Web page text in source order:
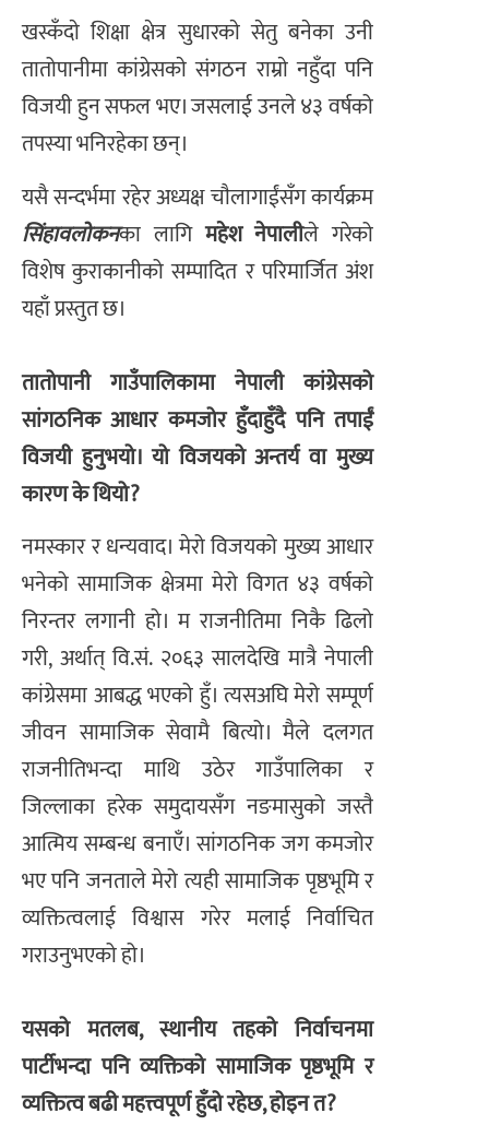
खस्कँदाे शिक्षा क्षेत्र सुधारकाे सेतु बनेका उनी
तातोपानीमा कांग्रेसकाे संगठन राम्राे नहुँदा पनि
विजयी हुन सफल भए। जसलाई उनले ४३ वर्षको
तपस्या भनिरहेका छन्।
यसै सन्दर्भमा रहेर अध्यक्ष चाैलागाईंसँग कार्यक्रम
सिंहावलोकनका लागिमहेश नेपालीले गरेको
विशेष कुराकानीको सम्पादित र परिमार्जित अंश
यहाँ प्रस्तुत छ।
​तातोपानी गाउँपालिकामा नेपाली कांग्रेसको
सांगठनिक आधार कमजोर हुँदाहुँदै पनि तपाईं
विजयी हुनुभयो। यो विजयको अन्तर्य वा मुख्य
कारण के थियो?
नमस्कार र धन्यवाद। मेरो विजयको मुख्य आधार
भनेको सामाजिक क्षेत्रमा मेरो विगत ४३ वर्षको
निरन्तर लगानी हो। म राजनीतिमा निकै ढिलो
गरी, अर्थात् वि.सं. २०६३ सालदेखि मात्रै नेपाली
कांग्रेसमा आबद्ध भएको हुँ। त्यसअघि मेरो सम्पूर्ण
जीवन सामाजिक सेवामै बित्यो। मैले दलगत
राजनीतिभन्दा माथि उठेर गाउँपालिका र
जिल्लाका हरेक समुदायसँग नङमासुको जस्तै
आत्मिय सम्बन्ध बनाएँ। सांगठनिक जग कमजोर
भए पनि जनताले मेरो त्यही सामाजिक पृष्ठभूमि र
व्यक्तित्वलाई विश्वास गरेर मलाई निर्वाचित
गराउनुभएको हो।
यसको मतलब, स्थानीय तहको निर्वाचनमा
पार्टीभन्दा पनि व्यक्तिको सामाजिक पृष्ठभूमि र
व्यक्तित्व बढी महत्त्वपूर्ण हुँदो रहेछ, होइन त?